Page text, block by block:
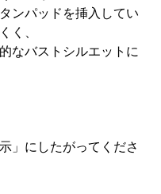
ンパッドを挿入してい
く、
なバストシルエットに
」にしたがってくださ